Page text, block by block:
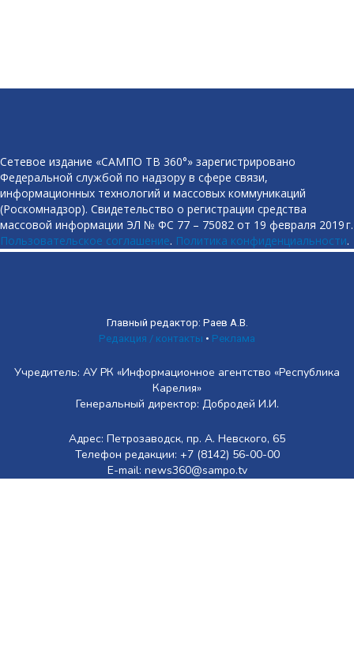
Сетевое издание «САМПО ТВ 360°» зарегистрировано
Федеральной службой по надзору в сфере связи,
информационных технологий и массовых коммуникаций
(Роскомнадзор). Свидетельство о регистрации средства
массовой информации ЭЛ № ФС 77 – 75082 от 19 февраля 2019 г.
Пользовательское соглашение. Политика конфиденциальности.
Главный редактор: Раев А.В.
Редакция / контакты • Реклама
Учредитель: АУ РК «Информационное агентство «Республика
Карелия»
Генеральный директор: Добродей И.И.
Адрес: Петрозаводск, пр. А. Невского, 65
Телефон редакции: +7 (8142) 56-00-00
E-mail: news360@sampo.tv